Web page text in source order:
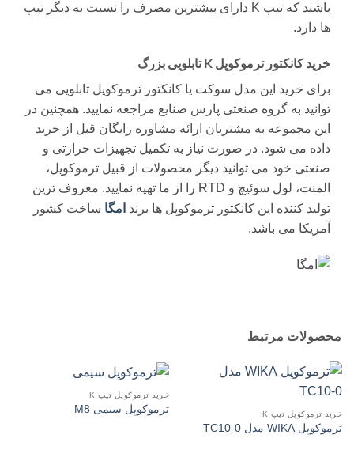
باشند که تیپ K دارای بیشترین مصرف را نسبت به دیگر تیپ
ها دارد.
خرید کانکتور ترموکوپل K تابلویی بزرگ
برای خرید این مدل سوکت یا کانکتور ترموکوپل تابلویی می
توانید به گروه صنعتی پارس صنایع مراجعه نمایید. همچنین در
این مجموعه به مشتریان ارائه مشاوره رایگان قبل از خرید
داده می شود. در صورت نیاز به تکمیل تجهیزات حرارتی و
صنعتی خود می توانید دیگر محصولات از قبیل ترموکوپل،
المنت، لول سوئیچ و RTD را از ما تهیه نمایید. معروف ترین
تولید کننده این کانکتور ترموکوپل ها برند امگا ساخت کشور
آمریکا می باشد.
محصولات مرتبط
خرید ترموکوپل تیپ K
ترموکوپل WIKA مدل TC10-0
خرید ترموکوپل تیپ K
ترموکوپل سیمی M8